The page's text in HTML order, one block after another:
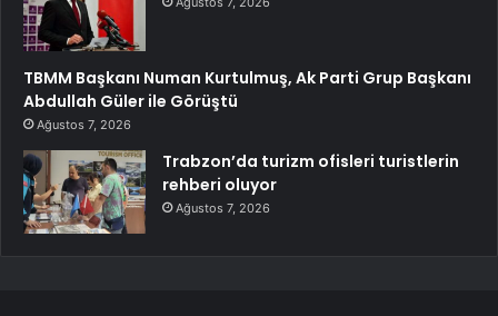
TBMM Başkanı Numan Kurtulmuş, Ak Parti Grup Başkanı
Abdullah Güler ile Görüştü
Ağustos 7, 2026
Trabzon’da turizm ofisleri turistlerin
rehberi oluyor
Ağustos 7, 2026